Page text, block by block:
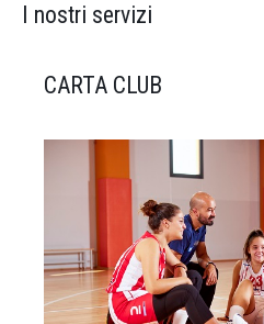
I nostri servizi
CARTA CLUB